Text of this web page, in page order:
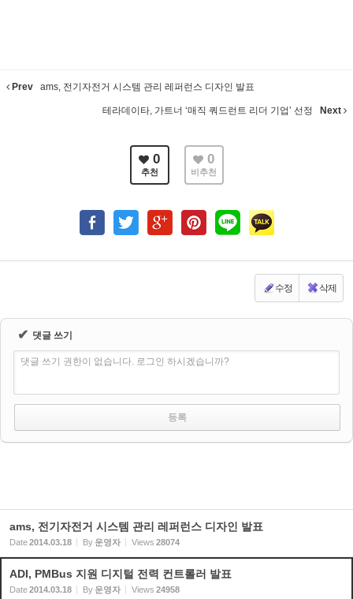
Prev ams, 전기자전거 시스템 관리 레퍼런스 디자인 발표
테라데이타, 가트너 ‘매직 쿼드런트 리더 기업’ 선정 Next
0
추천
0
비추천
수정 삭제
✔ 댓글 쓰기
댓글 쓰기 권한이 없습니다. 로그인 하시겠습니까?
ams, 전기자전거 시스템 관리 레퍼런스 디자인 발표
Date2014.03.18 By 운영자 Views 28074
ADI, PMBus 지원 디지털 전력 컨트롤러 발표
Date2014.03.18 By 운영자 Views 24958